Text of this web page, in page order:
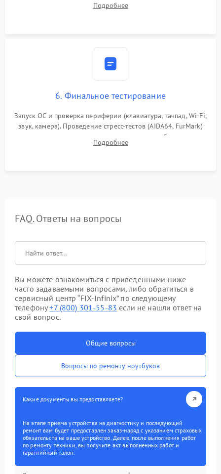
шлейфов, модулей памяти и накопителей. Предварительная
Подробнее
6. Финальное тестирование
Запуск ОС и проверка периферии (клавиатура, тачпад, Wi-Fi,
звук, камера). Проведение стресс-тестов (AIDA64, FurMark)
для контроля температурного режима и стабильности
системы под пиковой нагрузкой.
Подробнее
FAQ. Ответы на вопросы
Вы можете ознакомиться с приведенными ниже
часто задаваемыми вопросами, либо обратиться в
сервисный центр “FIX-Infinix” по следующему
телефону+7 (800) 301-55-83 если не нашли ответ на
свой вопрос.
Общие вопросы
Вопросы по ремонту ноутбуков
Какие документы вы предоставляете?
На этапе приема устройства на диагностику и последующий
ремонт вам будет предоставлен заказ-наряд с указанием страховых
обязательств на ваше устройство. Далее, после выполнения работ
по ремонту техники, вы получите акт выполненных работ и
гарантийный талон.